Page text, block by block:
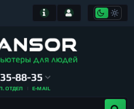
88-35
ОТДЕЛ E-MAIL